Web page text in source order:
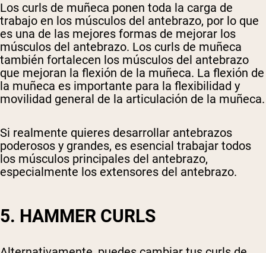
Los curls de muñeca ponen toda la carga de
trabajo en los músculos del antebrazo, por lo que
es una de las mejores formas de mejorar los
músculos del antebrazo. Los curls de muñeca
también fortalecen los músculos del antebrazo
que mejoran la flexión de la muñeca. La flexión de
la muñeca es importante para la flexibilidad y
movilidad general de la articulación de la muñeca.
Si realmente quieres desarrollar antebrazos
poderosos y grandes, es esencial trabajar todos
los músculos principales del antebrazo,
especialmente los extensores del antebrazo.
5. HAMMER CURLS